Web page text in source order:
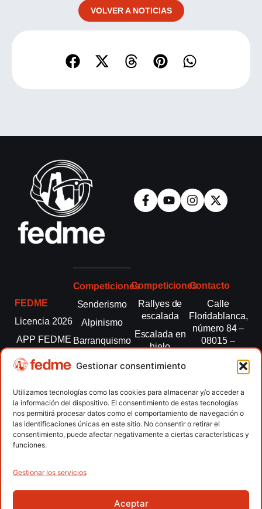
Gestionar consentimiento
Utilizamos tecnologías como las cookies para almacenar y/o acceder a
la información del dispositivo. El consentimiento de estas tecnologías
nos permitirá procesar datos como el comportamiento de navegación o
las identificaciones únicas en este sitio. No consentir o retirar el
consentimiento, puede afectar negativamente a ciertas características y
funciones.
Gestionar los servicios
Aceptar
VOLVER A NOTICIAS
FEDME
Licencia 2026
APP FEDME
Transparencia
autonómicas
Clubes
Contacto
Competiciones
Senderismo
Alpinismo
Barranquismo
montaña
Escalada
Escalada
paralimpica
Competiciones
Rallyes de
escalada
Escalada en
hielo
Esquí de
Marcha
Nórdica
Raquetas de
nieve
Contacto
Calle
Floridablanca,
número 84 –
08015 –
fedme@fedme.es
934 264 267
Copyright © 2026 Federación Española de Deportes de